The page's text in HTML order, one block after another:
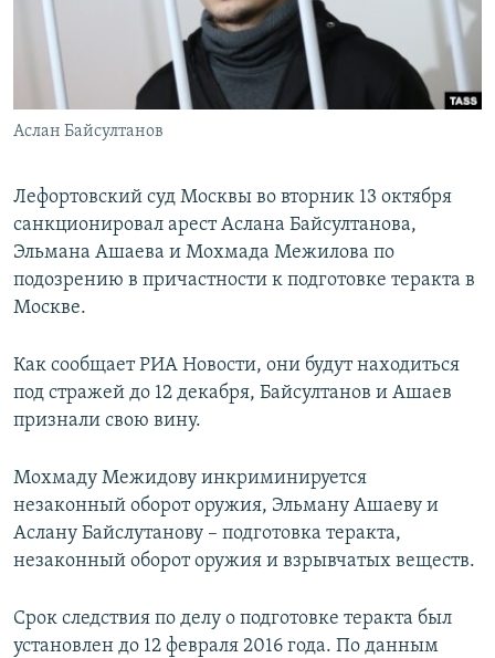
ПОБЕДИТЕЛЕЙ НЕ СУДЯТ?
КРЫМ.НЕПОКОРЕННЫЙ
ELIFBE
УКРАИНСКАЯ ПРОБЛЕМА КРЫМА
ПРИСОЕДИНЯЙТЕСЬ!
Аслан Байсултанов
Лефортовский суд Москвы во вторник 13 октября
санкционировал арест Аслана Байсултанова,
Эльмана Ашаева и Мохмада Межилова по
подозрению в причастности к подготовке теракта в
Москве.
Как сообщает РИА Новости, они будут находиться
под стражей до 12 декабря, Байсултанов и Ашаев
признали свою вину.
Мохмаду Межидову инкриминируется
незаконный оборот оружия, Эльману Ашаеву и
Аслану Байслутанову – подготовка теракта,
незаконный оборот оружия и взрывчатых веществ.
Срок следствия по делу о подготовке теракта был
установлен до 12 февраля 2016 года. По данным